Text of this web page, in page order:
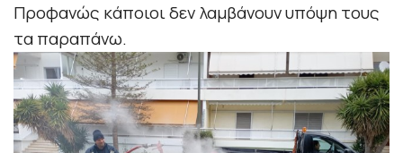
Προφανώς κάποιοι δεν λαμβάνουν υπόψη τους
τα παραπάνω.